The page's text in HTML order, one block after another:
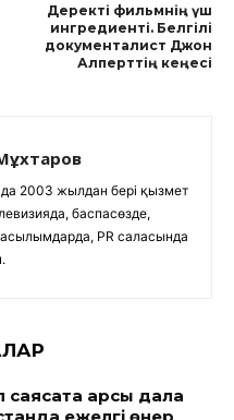
Деректі фильмнің үш
ингредиенті. Белгілі
документалист Джон
Алперттің кеңесі
2003 жылдан бері қызмет
баспасөзде,
PR саласында
қарсы дала